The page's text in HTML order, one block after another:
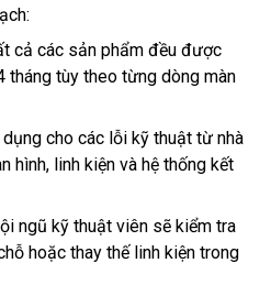
cả các sản phẩm đều được
tháng tùy theo từng dòng màn
cho các lỗi kỹ thuật từ nhà
hình, linh kiện và hệ thống kết
ngũ kỹ thuật viên sẽ kiểm tra
hoặc thay thế linh kiện trong